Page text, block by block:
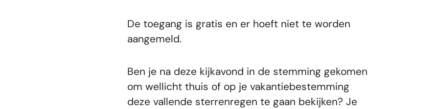
De toegang is gratis en er hoeft niet te worden
aangemeld.
Ben je na deze kijkavond in de stemming gekomen
om wellicht thuis of op je vakantiebestemming
deze vallende sterrenregen te gaan bekijken? Je